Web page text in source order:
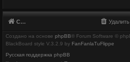
Список форумов
Создано на основе phpBB® Forum Software ©
BlackBoard style V.3.2.9 by FanFanlaTuFlippe
Русская поддержка phpBB